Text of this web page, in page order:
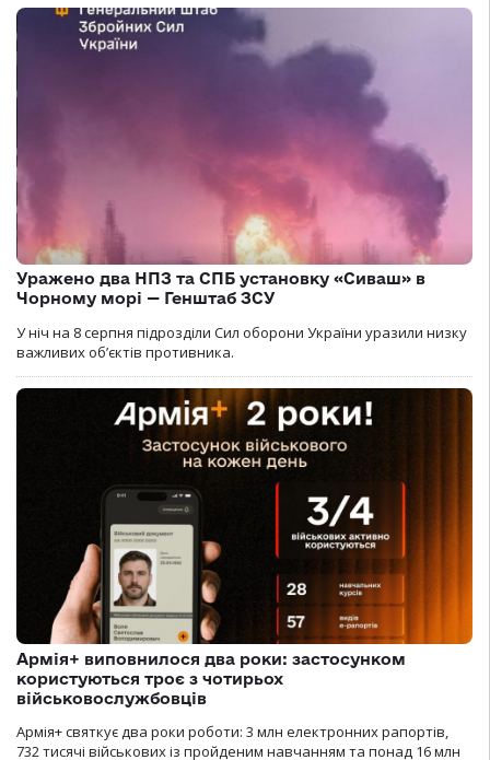
Уражено два НПЗ та СПБ установку «Сиваш» в
Чорному морі — Генштаб ЗСУ
У ніч на 8 серпня підрозділи Сил оборони України уразили низку
важливих об’єктів противника.
Армія+ виповнилося два роки: застосунком
користуються троє з чотирьох
військовослужбовців
Армія+ святкує два роки роботи: 3 млн електронних рапортів,
732 тисячі військових із пройденим навчанням та понад 16 млн